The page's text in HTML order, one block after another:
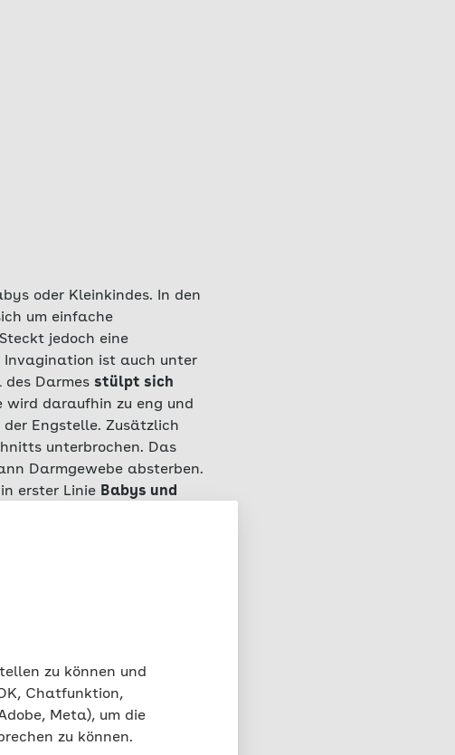
zu können und
Chatfunktion,
Meta), um die
zu können.
oder Kleinkindes. In den
um einfache
jedoch eine
Invagination ist auch unter
des Darmes stülpt sich
wird daraufhin zu eng und
Engstelle. Zusätzlich
unterbrochen. Das
Darmgewebe absterben.
erster Linie Babys und